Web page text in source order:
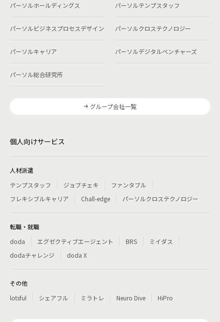
パーソルホールディングス パーソルテンプスタッフ
パーソルビジネスプロセスデザイン パーソルクロステクノロジー
パーソルキャリア パーソルデジタルベンチャーズ
パーソル総合研究所
グループ会社一覧
個人向けサービス
人材派遣
テンプスタッフ
ジョブチェキ
ファンタブル
フレキシブルキャリア
Chall-edge パーソルクロステクノロジー
転職・就職
doda
エグゼクティブエージェント BRS
ミイダス
dodaチャレンジ
doda X
その他
lotsful
シェアフル ミラトレ Neuro Dive HiPro